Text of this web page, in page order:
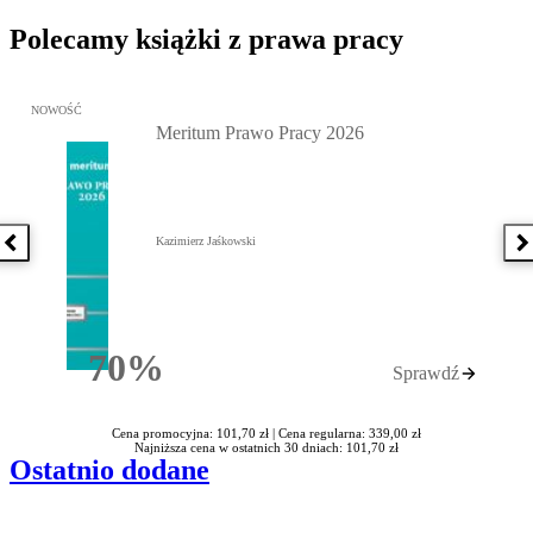
Polecamy książki z prawa pracy
Poprzednia książka
Przejdź do: Meritum Prawo Pracy 2026, Kazimierz Jaśkowski -
NOWOŚĆ
70%Rabatu
Meritum Prawo Pracy 2026
Kazimierz Jaśkowski
Sprawdź
Cena promocyjna: 101,70 zł | Cena regularna: 339,00 zł
Najniższa cena w ostatnich 30 dniach: 101,70 zł
Ostatnio dodane